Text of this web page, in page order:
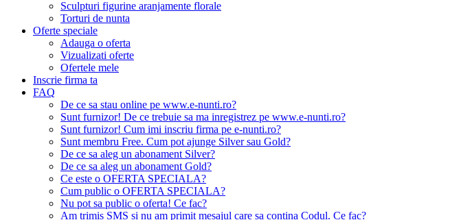
Sculpturi figurine aranjamente florale
Torturi de nunta
Oferte speciale
Adauga o oferta
Vizualizati oferte
Ofertele mele
Inscrie firma ta
FAQ
De ce sa stau online pe www.e-nunti.ro?
Sunt furnizor! De ce trebuie sa ma inregistrez pe www.e-nunti.ro?
Sunt furnizor! Cum imi inscriu firma pe e-nunti.ro?
Sunt membru Free. Cum pot ajunge Silver sau Gold?
De ce sa aleg un abonament Silver?
De ce sa aleg un abonament Gold?
Ce este o OFERTA SPECIALA?
Cum public o OFERTA SPECIALA?
Nu pot sa public o oferta! Ce fac?
Am trimis SMS si nu am primit mesajul care sa contina Codul. Ce fac?